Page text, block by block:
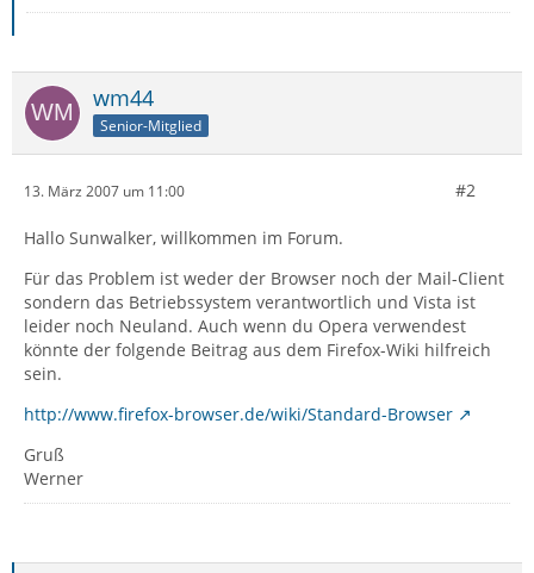
wm44
Senior-Mitglied
13. März 2007 um 11:00 #2
Hallo Sunwalker, willkommen im Forum.
Für das Problem ist weder der Browser noch der Mail-Client
sondern das Betriebssystem verantwortlich und Vista ist
leider noch Neuland. Auch wenn du Opera verwendest
könnte der folgende Beitrag aus dem Firefox-Wiki hilfreich
sein.
http://www.firefox-browser.de/wiki/Standard-Browser
Gruß
Werner